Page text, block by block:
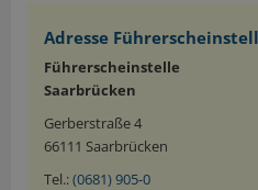
Adresse
Führerscheinstelle
Saarbrücken
Gerberstraße 4
66111 Saarbrücken
Tel.:(0681) 905-0